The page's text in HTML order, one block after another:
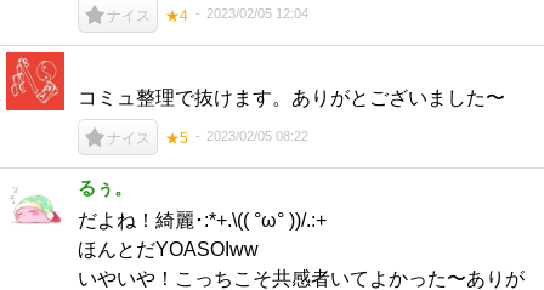
ナイス ★4 2023/02/05 12:04
コミュ整理で抜けます。ありがとございました〜
ナイス ★5 2023/02/05 08:22
るぅ。
だよね！綺麗･:*+.\(( °ω° ))/.:+
ほんとだYOASOIww
いやいや！こっちこそ共感者いてよかった〜ありが